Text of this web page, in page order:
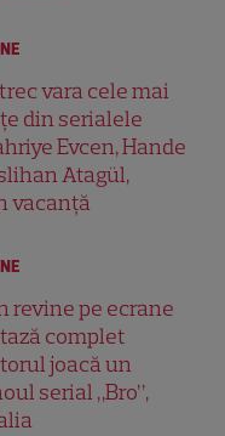
vara cele mai
din serialele
Evcen, Hande
Atagül,
vacanță
revine pe ecrane
complet
joacă un
serial „Bro”,